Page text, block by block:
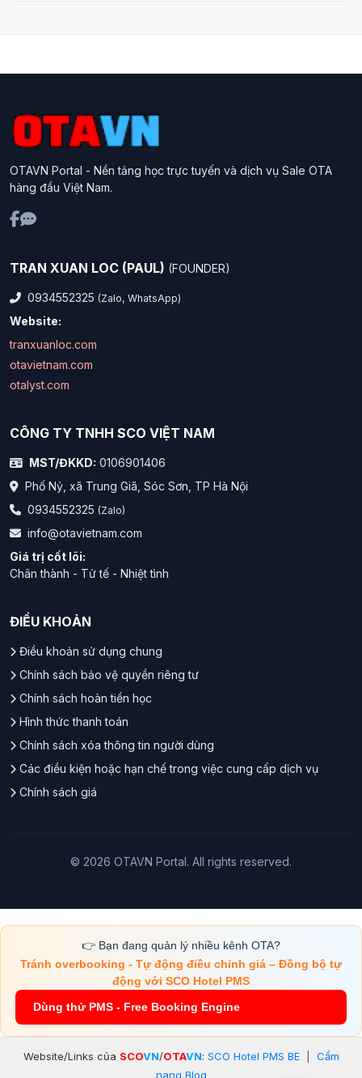
OTAVN Portal - Nền tảng học trực tuyến và dịch vụ Sale OTA
hàng đầu Việt Nam.
TRAN XUAN LOC (PAUL) (FOUNDER)
0934552325 (Zalo, WhatsApp)
Website:
tranxuanloc.com
otavietnam.com
otalyst.com
CÔNG TY TNHH SCO VIỆT NAM
MST/ĐKKD: 0106901406
Phố Nỷ, xã Trung Giã, Sóc Sơn, TP Hà Nội
0934552325 (Zalo)
info@otavietnam.com
Giá trị cốt lõi:
Chân thành - Tử tế - Nhiệt tình
ĐIỀU KHOẢN
Điều khoản sử dụng chung
Chính sách bảo vệ quyền riêng tư
Chính sách hoàn tiền học
Hình thức thanh toán
Chính sách xóa thông tin người dùng
Các điều kiện hoặc hạn chế trong việc cung cấp dịch vụ
Chính sách giá
© 2026 OTAVN Portal. All rights reserved.
👉 Bạn đang quản lý nhiều kênh OTA?
Tránh overbooking - Tự động điều chỉnh giá – Đồng bộ tự
động với SCO Hotel PMS
Dùng thử PMS - Free Booking Engine
Website/Links của SCOVN/OTAVN: SCO Hotel PMS BE
Cẩm
nang Blog